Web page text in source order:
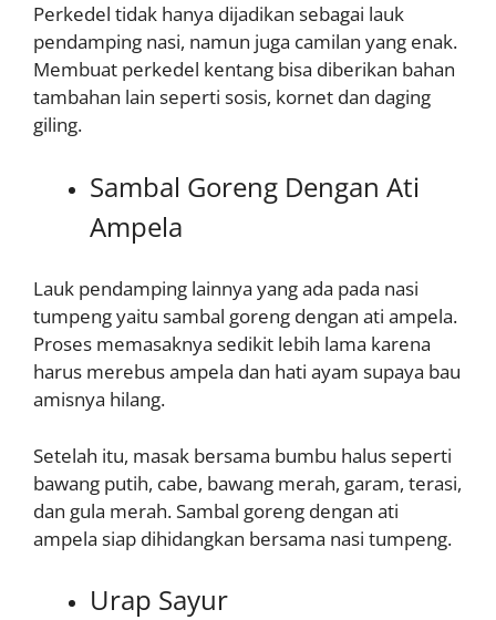
Perkedel tidak hanya dijadikan sebagai lauk
pendamping nasi, namun juga camilan yang enak.
Membuat perkedel kentang bisa diberikan bahan
tambahan lain seperti sosis, kornet dan daging
giling.
Sambal Goreng Dengan Ati
Ampela
Lauk pendamping lainnya yang ada pada nasi
tumpeng yaitu sambal goreng dengan ati ampela.
Proses memasaknya sedikit lebih lama karena
harus merebus ampela dan hati ayam supaya bau
amisnya hilang.
Setelah itu, masak bersama bumbu halus seperti
bawang putih, cabe, bawang merah, garam, terasi,
dan gula merah. Sambal goreng dengan ati
ampela siap dihidangkan bersama nasi tumpeng.
Urap Sayur